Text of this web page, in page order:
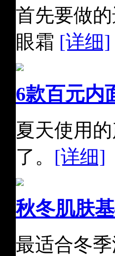
首先要做
眼霜 [详细]
6款百元内
夏天使用
了。 [详细]
秋冬肌肤
最适合冬